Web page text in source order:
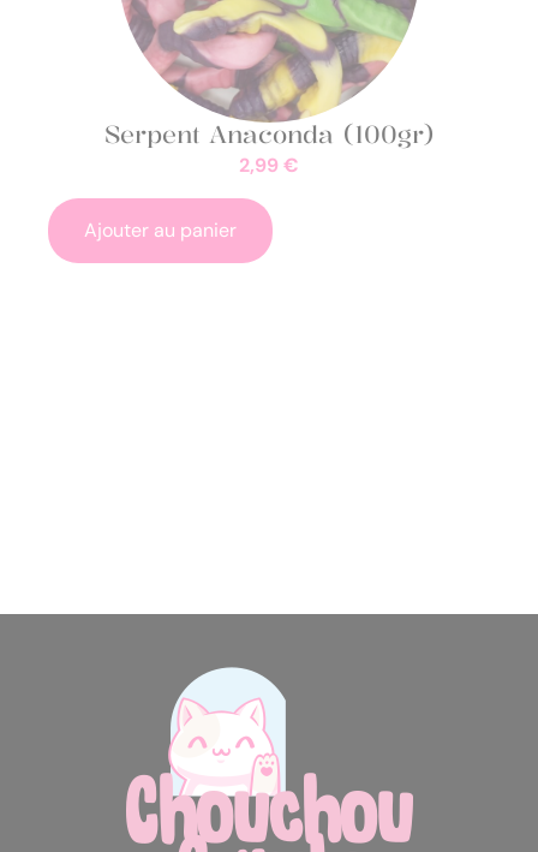
Serpent Anaconda (100gr)
2,99 €
Ajouter au panier